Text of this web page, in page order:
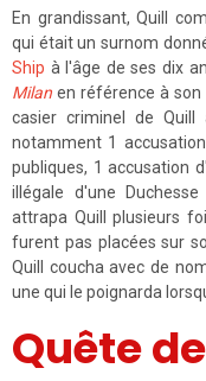
En grandissant, Quill
qui était un surnom
Ship à l'âge de ses dix
Milan en référence à
casier criminel de Quill
notamment 1
publiques, 1 accusation
illégale d'une
attrapa Quill plusieurs
furent pas placées sur
Quill coucha avec de
une qui le poignarda
Quête